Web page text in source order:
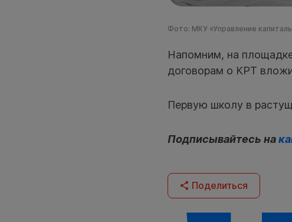
Фото: МКУ «Управление
Напомним, на
договорам о КРТ
Первую школу в
Подписывайтесь на
Поделиться